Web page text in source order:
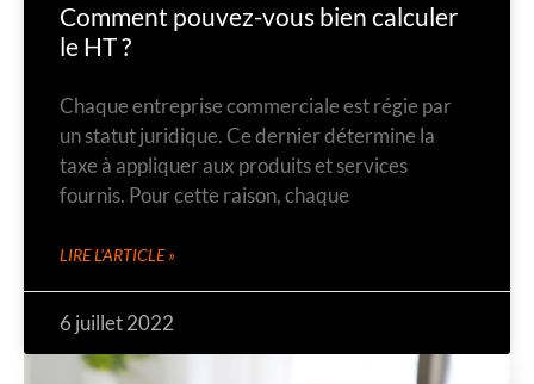
Comment pouvez-vous bien calculer
le HT ?
Chaque entreprise commerciale est régie par
un statut juridique. Ce dernier détermine la
taxe à appliquer aux produits et services
fournis. Pour cette raison, chaque
LIRE L'ARTICLE »
6 juillet 2022